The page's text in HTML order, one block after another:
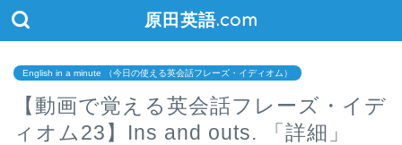
原田英語.com
English in a minute （今日の使える英会話フレーズ・イディオム）
【動画で覚える英会話フレーズ・イデ
ィオム23】Ins and outs. 「詳細」